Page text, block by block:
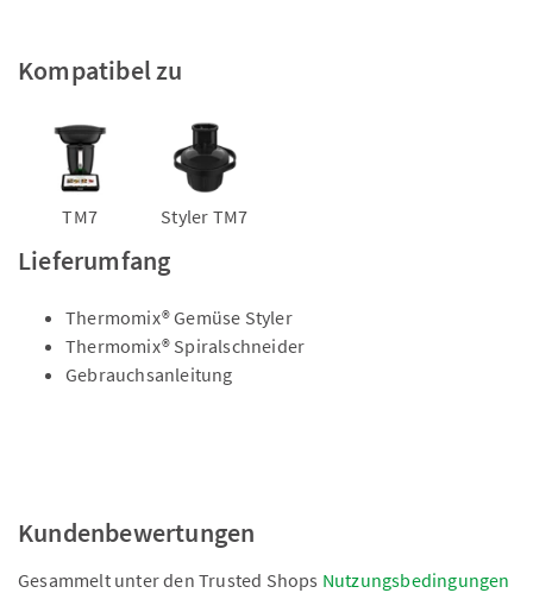
Kompatibel zu
TM7 Styler TM7
Lieferumfang
Thermomix® Gemüse Styler
Thermomix® Spiralschneider
Gebrauchsanleitung
Kundenbewertungen
Gesammelt unter den Trusted Shops Nutzungsbedingungen